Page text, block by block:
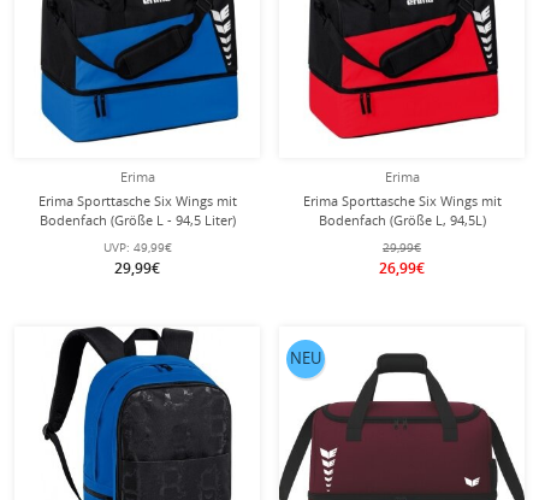
Erima
Erima Sporttasche Six Wings mit
Bodenfach (Größe L - 94,5 Liter)
royalblau/schwarz 60x35x45cm
UVP: 49,99€
29,99€
Erima
Erima Sporttasche Six Wings mit
Bodenfach (Größe L, 94,5L)
rot/schwarz
29,99€
26,99€
NEU